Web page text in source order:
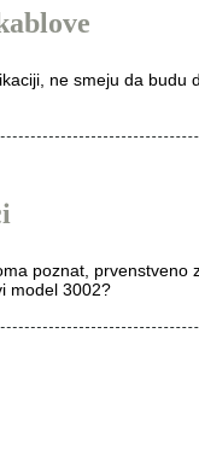
ne smeju da budu
poznat, prvenstveno
model 3002?